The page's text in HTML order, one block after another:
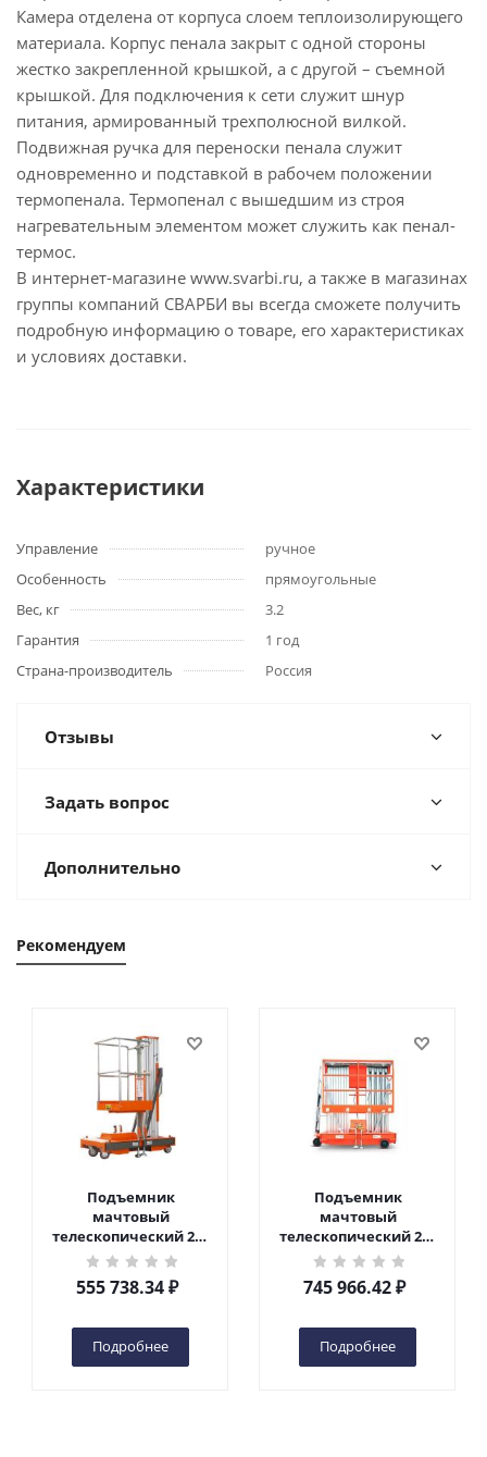
Камера отделена от корпуса слоем теплоизолирующего
материала. Корпус пенала закрыт с одной стороны
жестко закрепленной крышкой, а с другой – съемной
крышкой. Для подключения к сети служит шнур
питания, армированный трехполюсной вилкой.
Подвижная ручка для переноски пенала служит
одновременно и подставкой в рабочем положении
термопенала. Термопенал с вышедшим из строя
нагревательным элементом может служить как пенал-
термос.
В интернет-магазине www.svarbi.ru, а также в магазинах
группы компаний СВАРБИ вы всегда сможете получить
подробную информацию о товаре, его характеристиках
и условиях доставки.
Характеристики
Управление
ручное
Особенность
прямоугольные
Вес, кг
3.2
Гарантия
1 год
Страна-производитель
Россия
Отзывы
Задать вопрос
Дополнительно
Рекомендуем
Подъемник
мачтовый
телескопический 200
кг 6 м TOR GTWY6-200S
DC 2-мачтовый
(автономный) (G) в
555 738.34₽
Подробнее
Подъемник
мачтовый
телескопический 200
кг 10 м TOR GTWY10-
200S DC 2-мачтовый
(автономный) (N) в
745 966.42₽
Подробнее